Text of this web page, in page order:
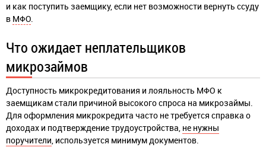
и как поступить заемщику, если нет возможности вернуть ссуду
в МФО.
Что ожидает неплательщиков
микрозаймов
Доступность микрокредитования и лояльность МФО к
заемщикам стали причиной высокого спроса на микрозаймы.
Для оформления микрокредита часто не требуется справка о
доходах и подтверждение трудоустройства, не нужны
поручители, используется минимум документов.